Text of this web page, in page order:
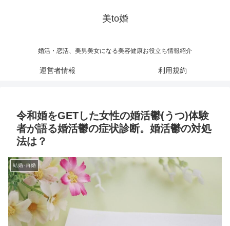
美to婚
婚活・恋活、美男美女になる美容健康お役立ち情報紹介
運営者情報 利用規約
令和婚をGETした女性の婚活鬱(うつ)体験
者が語る婚活鬱の症状診断。婚活鬱の対処
法は？
結婚･再婚